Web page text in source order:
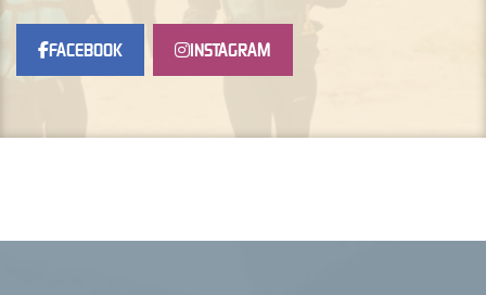
FACEBOOK INSTAGRAM